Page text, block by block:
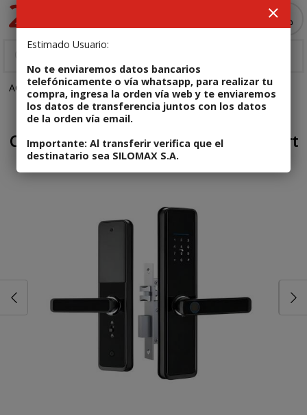
Estimado Usuario:
No te enviaremos datos bancarios
telefónicamente o vía whatsapp, para realizar tu
compra, ingresa la orden vía web y te enviaremos
los datos de transferencia juntos con los datos
de la orden vía email.
Importante: Al transferir verifica que el
destinatario sea SILOMAX S.A.
ACCESORIOS Otros Código: SMARTLOOKF5
Cerradura Inteligente LOCK / Tuya Smart
App / Derecha